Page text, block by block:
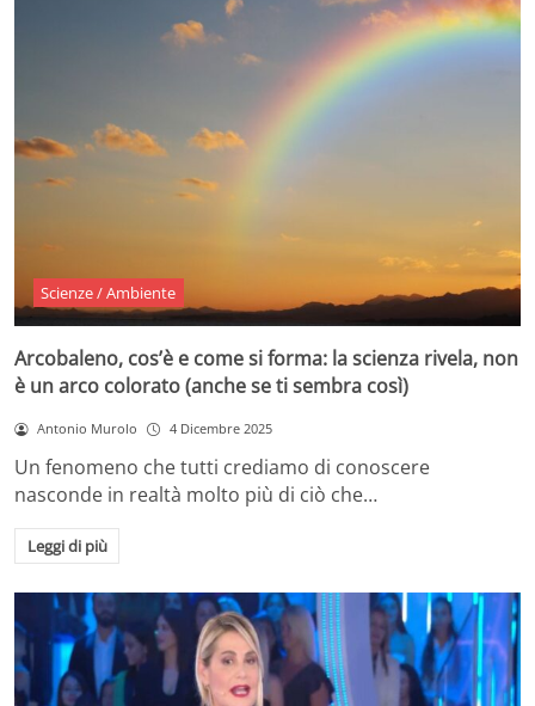
Scienze / Ambiente
Arcobaleno, cos’è e come si forma: la scienza rivela, non
è un arco colorato (anche se ti sembra così)
Antonio Murolo 4 Dicembre 2025
Un fenomeno che tutti crediamo di conoscere
nasconde in realtà molto più di ciò che…
Leggi di più